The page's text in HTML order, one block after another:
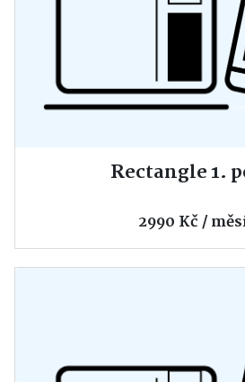
Rectangle 1.
2990 Kč /